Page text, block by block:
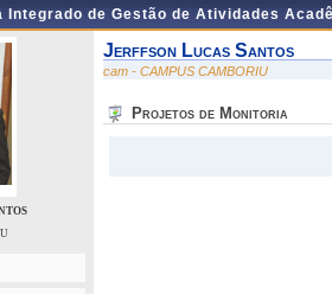
Integrado de Gestão de Atividades
Jerffson Lucas Santos
cam - CAMPUS CAMBORIU
Projetos de Monitoria